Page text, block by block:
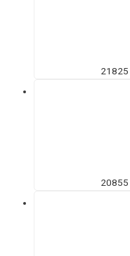
21825
20855